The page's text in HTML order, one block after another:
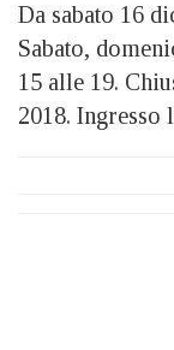
Da sabato 16
Sabato,
15 alle 19.
2018. Ingresso